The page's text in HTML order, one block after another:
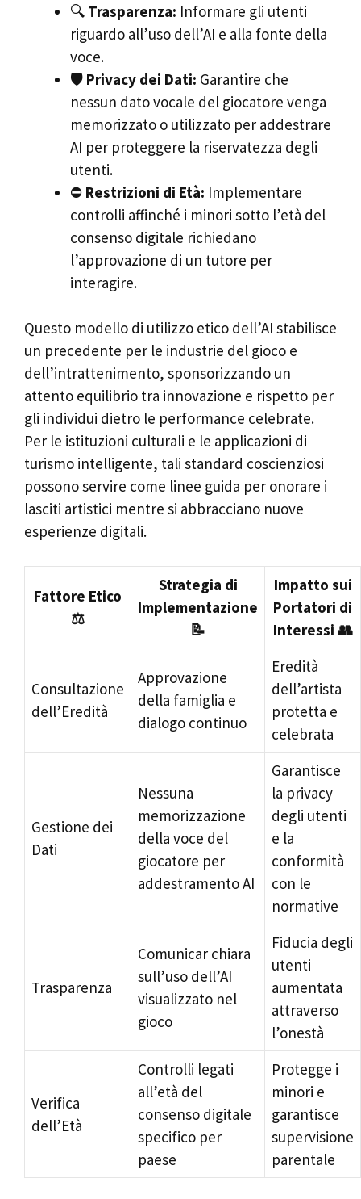
🔍 Trasparenza: Informare gli utenti
riguardo all’uso dell’AI e alla fonte della
voce.
🛡️ Privacy dei Dati: Garantire che
nessun dato vocale del giocatore venga
memorizzato o utilizzato per addestrare
AI per proteggere la riservatezza degli
utenti.
⛔ Restrizioni di Età: Implementare
controlli affinché i minori sotto l’età del
consenso digitale richiedano
l’approvazione di un tutore per
interagire.
Questo modello di utilizzo etico dell’AI stabilisce
un precedente per le industrie del gioco e
dell’intrattenimento, sponsorizzando un
attento equilibrio tra innovazione e rispetto per
gli individui dietro le performance celebrate.
Per le istituzioni culturali e le applicazioni di
turismo intelligente, tali standard coscienziosi
possono servire come linee guida per onorare i
lasciti artistici mentre si abbracciano nuove
esperienze digitali.
Fattore Etico
⚖️
Strategia di
Implementazione
📝
Impatto sui
Portatori di
Interessi 👥
Consultazione
dell’Eredità
Approvazione
della famiglia e
dialogo continuo
Eredità
dell’artista
protetta e
celebrata
Gestione dei
Dati
Nessuna
memorizzazione
della voce del
giocatore per
addestramento AI
Garantisce
la privacy
degli utenti
e la
conformità
con le
normative
Trasparenza
Comunicar chiara
sull’uso dell’AI
visualizzato nel
gioco
Fiducia degli
utenti
aumentata
attraverso
l’onestà
Verifica
dell’Età
Controlli legati
all’età del
consenso digitale
specifico per
paese
Protegge i
minori e
garantisce
supervisione
parentale